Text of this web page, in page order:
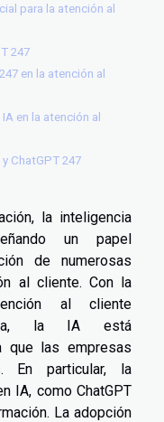
para la atención al
247
en la atención al
en la atención al
ChatGPT 247
la inteligencia
un papel
de numerosas
al cliente. Con la
al cliente
la IA está
que las empresas
En particular, la
IA, como ChatGPT
La adopción